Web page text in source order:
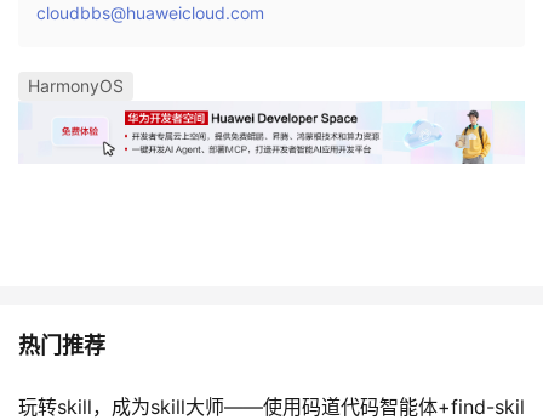
cloudbbs@huaweicloud.com
HarmonyOS
热门推荐
玩转skill，成为skill大师——使用码道代码智能体+find-skil